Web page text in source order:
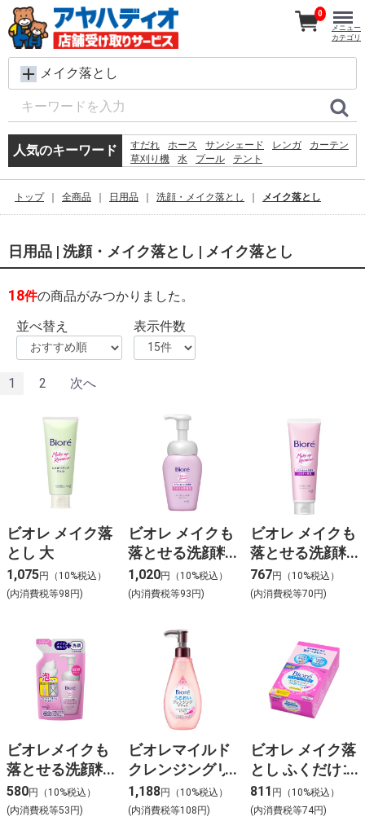
メイク落とし
人気のキーワード すだれ ホース サンシェード レンガ
カーテン
草刈り機
水 プール
テント
クーラーボックス
扇風機 踏み台
ラティス
物置
0
メニュー
カテゴリ
トップ 全商品 日用品 洗顔・メイク落とし メイク落とし
日用品 | 洗顔・メイク落とし | メイク落とし
18件の商品がみつかりました。
並べ替え
表示件数
1 2 次へ
ビオレ メイク落
とし 大
1,075円（10%税込）
(内消費税等98円)
ビオレ メイクも
落とせる洗顔料
うるうる密着泡
1,020円（10%税込）
(内消費税等93円)
ビオレ メイクも
落とせる洗顔料
つるすべ美肌
767円（10%税込）
(内消費税等70円)
ビオレメイクも
落とせる洗顔料
うるうる密着泡
つめかえ
580円（10%税込）
(内消費税等53円)
ビオレマイルド
クレンジングリ
キッド 230ml
1,188円（10%税込）
(内消費税等108円)
ビオレ メイク落
とし ふくだけコ
ットン うるおい
リッチ つめかえ
811 円（10%税込）
(内消費税等74円)